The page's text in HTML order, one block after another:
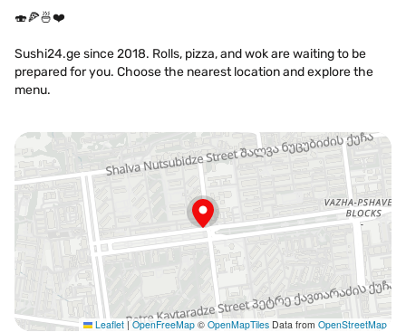
🍣🍕🍜❤️
Sushi24.ge since 2018. Rolls, pizza, and wok are waiting to be
prepared for you. Choose the nearest location and explore the
menu.
Leaflet | OpenFreeMap © OpenMapTiles Data from OpenStreetMap